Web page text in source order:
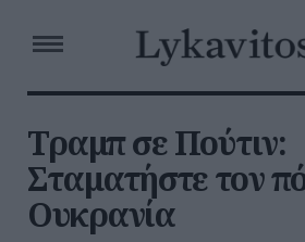
Τραμπ σε Πούτιν:
Σταματήστε τον
Ουκρανία